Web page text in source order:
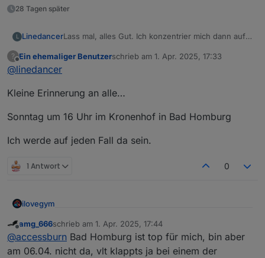
28 Tagen später
L LinedancerLass mal, alles Gut. Ich konzentrier mich dann auf
Nach jahrelangen beruflichen Telefon und
?
Offline
Ein ehemaliger Benutzerschrieb am 1. Apr. 2025, 17:33
zuletzt editiert von
@linedancer
Kleine Erinnerung an alle…
Sonntag um 16 Uhr im Kronenhof in Bad Homburg
Ich werde auf jeden Fall da sein.
1 Antwort 0
ilovegym
Willkommen beim Stammtisch im Raum Rhein-Main-
Hessen
amg_666schrieb am 1. Apr. 2025, 17:44
zuletzt editiert von
@accessburn Bad Homburg ist top für mich, bin aber
am 06.04. nicht da, vlt klappts ja bei einem der